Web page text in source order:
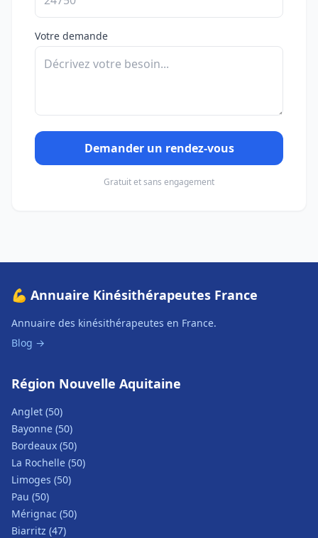
Votre demande
Demander un rendez-vous
Gratuit et sans engagement
💪 Annuaire Kinésithérapeutes France
Annuaire des kinésithérapeutes en France.
Blog →
Région Nouvelle Aquitaine
Anglet (50)
Bayonne (50)
Bordeaux (50)
La Rochelle (50)
Limoges (50)
Pau (50)
Mérignac (50)
Biarritz (47)